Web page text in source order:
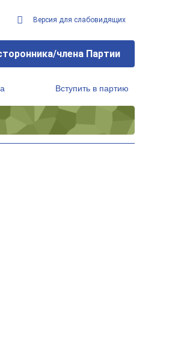
Версия для слабовидящих
члена Партии
Вступить в партию